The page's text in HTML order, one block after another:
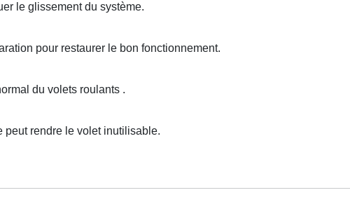
le glissement du système.
pour restaurer le bon fonctionnement.
du volets roulants .
peut rendre le volet inutilisable.